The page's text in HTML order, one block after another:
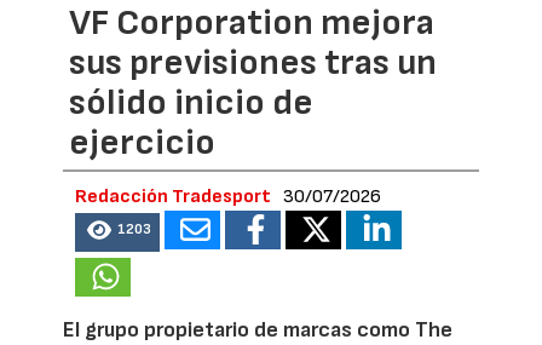
VF Corporation mejora
sus previsiones tras un
sólido inicio de
ejercicio
Redacción Tradesport 30/07/2026
1203
El grupo propietario de marcas como The